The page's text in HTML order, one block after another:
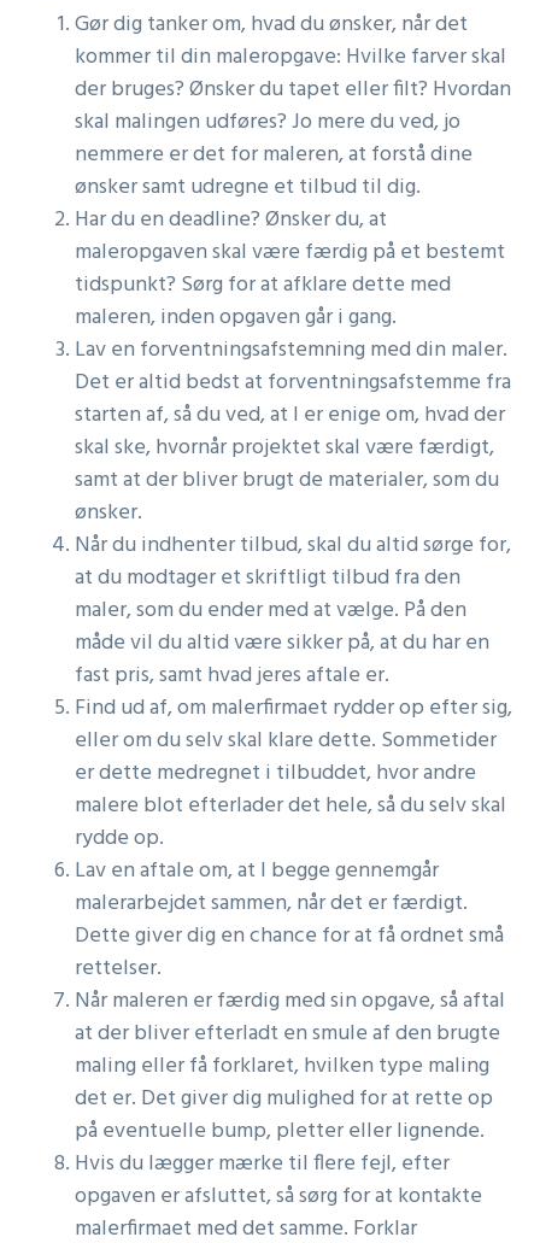
Gør dig tanker om, hvad du ønsker, når det
kommer til din maleropgave: Hvilke farver skal
der bruges? Ønsker du tapet eller filt? Hvordan
skal malingen udføres? Jo mere du ved, jo
nemmere er det for maleren, at forstå dine
ønsker samt udregne et tilbud til dig.
Har du en deadline? Ønsker du, at
maleropgaven skal være færdig på et bestemt
tidspunkt? Sørg for at afklare dette med
maleren, inden opgaven går i gang.
Lav en forventningsafstemning med din maler.
Det er altid bedst at forventningsafstemme fra
starten af, så du ved, at I er enige om, hvad der
skal ske, hvornår projektet skal være færdigt,
samt at der bliver brugt de materialer, som du
ønsker.
Når du indhenter tilbud, skal du altid sørge for,
at du modtager et skriftligt tilbud fra den
maler, som du ender med at vælge. På den
måde vil du altid være sikker på, at du har en
fast pris, samt hvad jeres aftale er.
Find ud af, om malerfirmaet rydder op efter sig,
eller om du selv skal klare dette. Sommetider
er dette medregnet i tilbuddet, hvor andre
malere blot efterlader det hele, så du selv skal
rydde op.
Lav en aftale om, at I begge gennemgår
malerarbejdet sammen, når det er færdigt.
Dette giver dig en chance for at få ordnet små
rettelser.
Når maleren er færdig med sin opgave, så aftal
at der bliver efterladt en smule af den brugte
maling eller få forklaret, hvilken type maling
det er. Det giver dig mulighed for at rette op
på eventuelle bump, pletter eller lignende.
Hvis du lægger mærke til flere fejl, efter
opgaven er afsluttet, så sørg for at kontakte
malerfirmaet med det samme. Forklar